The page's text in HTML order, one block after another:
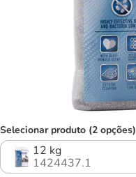
Selecionar produto (2 opções)
12 kg
1424437.1